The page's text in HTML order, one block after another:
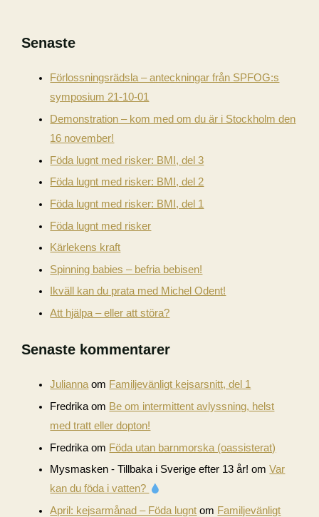
Senaste
Förlossningsrädsla – anteckningar från SPFOG:s
symposium 21-10-01
Demonstration – kom med om du är i Stockholm den
16 november!
Föda lugnt med risker: BMI, del 3
Föda lugnt med risker: BMI, del 2
Föda lugnt med risker: BMI, del 1
Föda lugnt med risker
Kärlekens kraft
Spinning babies – befria bebisen!
Ikväll kan du prata med Michel Odent!
Att hjälpa – eller att störa?
Senaste kommentarer
Juliannaom Familjevänligt kejsarsnitt, del 1
Fredrika om Be om intermittent avlyssning, helst
med tratt eller dopton!
Fredrika om Föda utan barnmorska (oassisterat)
Mysmasken - Tillbaka i Sverige efter 13 år! omVar
kan du föda i vatten?
April: kejsarmånad – Föda lugnt om Familjevänligt